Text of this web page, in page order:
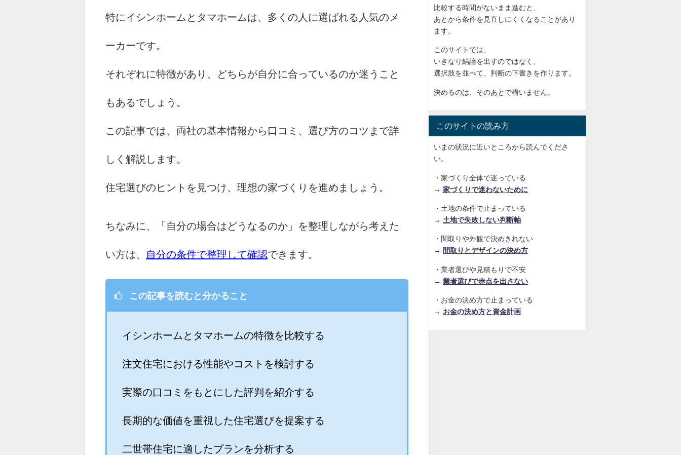
特にイシンホームとタマホームは、多くの人に選ばれる人気のメ
ーカーです。
それぞれに特徴があり、どちらが自分に合っているのか迷うこと
もあるでしょう。
この記事では、両社の基本情報から口コミ、選び方のコツまで詳
しく解説します。
住宅選びのヒントを見つけ、理想の家づくりを進めましょう。
ちなみに、「自分の場合はどうなるのか」を整理しながら考えた
い方は、 自分の条件で整理して確認できます。
この記事を読むと分かること
イシンホームとタマホームの特徴を比較する
注文住宅における性能やコストを検討する
実際の口コミをもとにした評判を紹介する
長期的な価値を重視した住宅選びを提案する
二世帯住宅に適したプランを分析する
比較する時間がないまま進むと、
あとから条件を見直しにくくなることがあり
ます。
このサイトでは、
いきなり結論を出すのではなく、
選択肢を並べて、判断の下書きを作ります。
決めるのは、そのあとで構いません。
このサイトの読み方
いまの状況に近いところから読んでくださ
い。
・家づくり全体で迷っている
→ 家づくりで迷わないために
・土地の条件で止まっている
→ 土地で失敗しない判断軸
・間取りや外観で決めきれない
→
間取りとデザインの決め方
・業者選びや見積もりで不安
→ 業者選びで赤点を出さない
・お金の決め方で止まっている
→ お金の決め方と資金計画